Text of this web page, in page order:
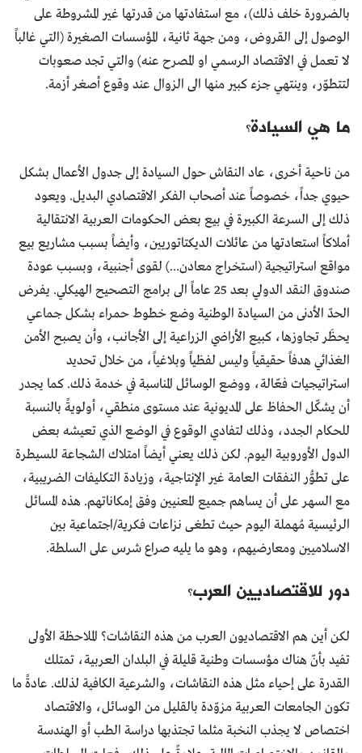
بالضرورة خلف ذلك)، مع استفادتها من قدرتها غير المشروطة على
الوصول إلى القروض، ومن جهة ثانية، المؤسسات الصغيرة (التي غالباً
لا تعمل في الاقتصاد الرسمي او المصرح عنه) والتي تجد صعوبات
لتتطوّر، وينتهي جزء كبير منها الى الزوال عند وقوع أصغر أزمة.
ما هي السيادة؟
من ناحية أخرى، عاد النقاش حول السيادة إلى جدول الأعمال بشكل
حيوي جداً، خصوصاً عند أصحاب الفكر الاقتصادي البديل. ويعود
ذلك إلى السرعة الكبيرة في بيع بعض الحكومات العربية الانتقالية
أملاكاً استعادتها من عائلات الديكتاتوريين، وأيضاً بسبب مشاريع بيع
مواقع استراتيجية (استخراج معادن...) لقوى أجنبية، وبسبب عودة
صندوق النقد الدولي بعد 25 عاماً الى برامج التصحيح الهيكلي. يفرض
الحدّ الأدنى من السيادة الوطنية وضع خطوط حمراء بشكل جماعي
يحظَر تجاوزها، كبيع الأراضي الزراعية إلى الأجانب، وأن يصبح الأمن
الغذائي هدفاً حقيقياً وليس لفظياً وبلاغياً، من خلال تحديد
استراتيجيات فعّالة، ووضع الوسائل المناسبة في خدمة ذلك. كما يجدر
أن يشكّل الحفاظ على المديونية عند مستوى منطقي، أولويةً بالنسبة
للحكام الجدد، وذلك لتفادي الوقوع في الوضع الذي تعيشه بعض
الدول الأوروبية اليوم. لكن ذلك يعني أيضاً امتلاك الشجاعة للسيطرة
على تطوُّر النفقات العامة غير الإنتاجية، وزيادة التكليفات الضريبية،
مع السهر على أن يساهم جميع المعنيين وفق إمكاناتهم. هذه المسائل
الرئيسية مُهملة اليوم حيث تطغى نزاعات فكرية/اجتماعية بين
الاسلاميين ومعارضيهم، وهو ما يليه صراع شرس على السلطة.
دور للاقتصاديين العرب؟
لكن أين هم الاقتصاديون العرب من هذه النقاشات؟ الملاحظة الأولى
تفيد بأنّ هناك مؤسسات وطنية قليلة في البلدان العربية، تمتلك
القدرة على إحياء مثل هذه النقاشات، والشرعية الكافية لذلك. عادةً ما
تكون الجامعات العربية مزوّدة بالقليل من الوسائل، والاقتصاد
اختصاص لا يجذب النخبة مثلما تجتذبها دراسة الطب أو الهندسة